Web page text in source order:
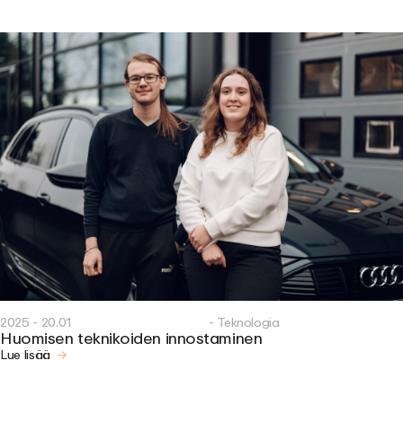
2025 - 20.01 - Teknologia
Huomisen teknikoiden innostaminen
Lue lisää